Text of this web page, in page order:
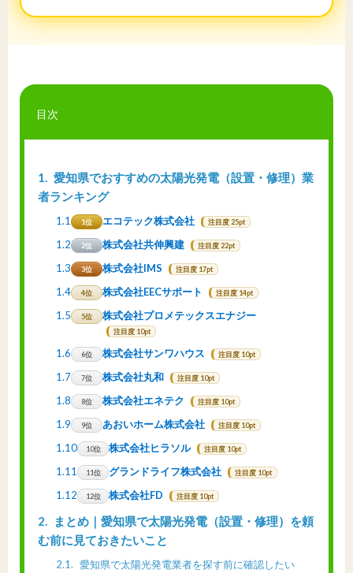
目次
1
愛知県でおすすめの太陽光発電（設置・修理）業
者ランキング
1.1 1位 エコテック株式会社 注目度 25pt
1.2 2位 株式会社共伸興建 注目度 22pt
1.3 3位 株式会社IMS 注目度 17pt
1.4 4位 株式会社EECサポート 注目度 14pt
1.5 5位 株式会社プロメテックスエナジー
注目度 10pt
1.6 6位 株式会社サンワハウス 注目度 10pt
1.7 7位 株式会社丸和 注目度 10pt
1.8 8位 株式会社エネテク 注目度 10pt
1.9 9位 あおいホーム株式会社 注目度 10pt
1.10 10位 株式会社ヒラソル 注目度 10pt
1.11 11位 グランドライフ株式会社 注目度 10pt
1.12 12位 株式会社FD 注目度 10pt
2
まとめ｜愛知県で太陽光発電（設置・修理）を頼
む前に見ておきたいこと
2.1 愛知県で太陽光発電業者を探す前に確認したい